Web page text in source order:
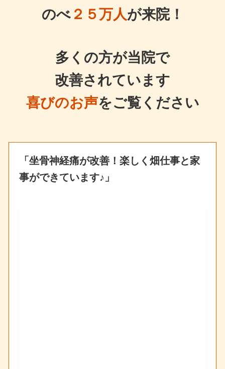
のべ２５万人が来院！
多くの方が当院で
改善されています
喜びのお声をご覧ください
「坐骨神経痛が改善！楽しく畑仕事と家
事ができています♪」